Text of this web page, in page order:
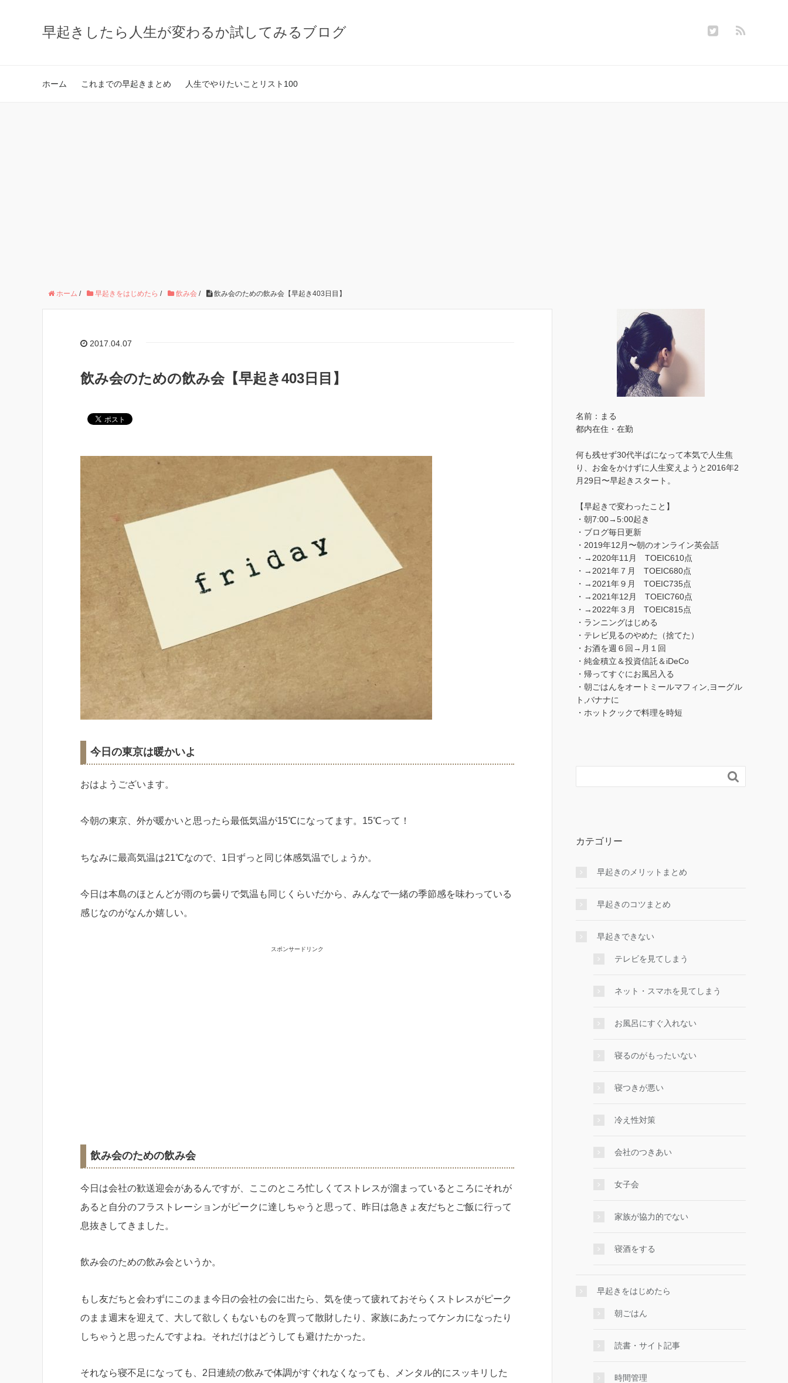
早起きしたら人生が変わるか試してみるブログ
ホーム これまでの早起きまとめ 人生でやりたいことリスト100
ホーム / 早起きをはじめたら / 飲み会 / 飲み会のための飲み会【早起き403日目】
2017.04.07
飲み会のための飲み会【早起き403日目】
今日の東京は暖かいよ
おはようございます。
今朝の東京、外が暖かいと思ったら最低気温が15℃になってます。15℃って！
ちなみに最高気温は21℃なので、1日ずっと同じ体感気温でしょうか。
今日は本島のほとんどが雨のち曇りで気温も同じくらいだから、みんなで一緒の季節感を味わっている
感じなのがなんか嬉しい。
スポンサードリンク
飲み会のための飲み会
今日は会社の歓送迎会があるんですが、ここのところ忙しくてストレスが溜まっているところにそれが
あると自分のフラストレーションがピークに達しちゃうと思って、昨日は急きょ友だちとご飯に行って
息抜きしてきました。
飲み会のための飲み会というか。
もし友だちと会わずにこのまま今日の会社の会に出たら、気を使って疲れておそらくストレスがピーク
のまま週末を迎えて、大して欲しくもないものを買って散財したり、家族にあたってケンカになったり
しちゃうと思ったんですよね。それだけはどうしても避けたかった。
それなら寝不足になっても、2日連続の飲みで体調がすぐれなくなっても、メンタル的にスッキリした
名前：まる
都内在住・在勤
何も残せず30代半ばになって本気で人生焦
り、お金をかけずに人生変えようと2016年2
月29日〜早起きスタート。
【早起きで変わったこと】
・朝7:00→5:00起き
・ブログ毎日更新
・2019年12月〜朝のオンライン英会話
・→2020年11月 TOEIC610点
・→2021年７月 TOEIC680点
・→2021年９月 TOEIC735点
・→2021年12月 TOEIC760点
・→2022年３月 TOEIC815点
・ランニングはじめる
・テレビ見るのやめた（捨てた）
・お酒を週６回→月１回
・純金積立＆投資信託＆iDeCo
・帰ってすぐにお風呂入る
・朝ごはんをオートミールマフィン,ヨーグル
ト,バナナに
・ホットクックで料理を時短

カテゴリー
早起きのメリットまとめ
早起きのコツまとめ
早起きできない
テレビを見てしまう
ネット・スマホを見てしまう
お風呂にすぐ入れない
寝るのがもったいない
寝つきが悪い
冷え性対策
会社のつきあい
女子会
家族が協力的でない
寝酒をする
早起きをはじめたら
朝ごはん
読書・サイト記事
時間管理